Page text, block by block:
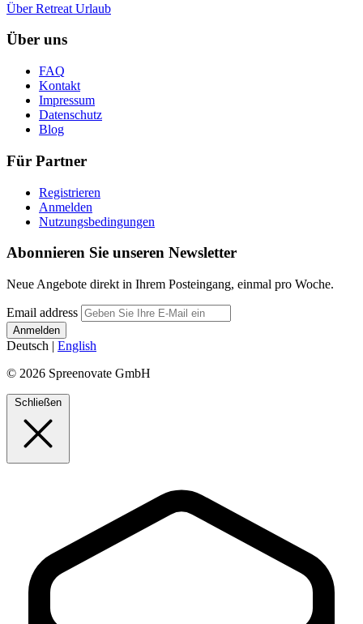
Über Retreat Urlaub
Über uns
FAQ
Kontakt
Impressum
Datenschutz
Blog
Für Partner
Registrieren
Anmelden
Nutzungsbedingungen
Abonnieren Sie unseren Newsletter
Neue Angebote direkt in Ihrem Posteingang, einmal pro Woche.
Email address
Deutsch | English
© 2026 Spreenovate GmbH
Schließen